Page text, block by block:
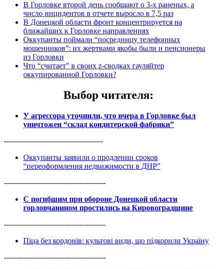
В Горловке второй день сообщают о 3-х раненых, а
число инцидентов в отчете выросло в 7,5 раз
В Донецкой области фронт концентрируется на
ближайших к Горловке направлениях
Оккупанты поймали “посредницу телефонных
мошенников”: их жертвами якобы были и пенсионеры
из Горловки
Что “считает” в своих z-сводках гауляйтер
оккупированной Горловки?
Выбор читателя:
У агрессора уточнили, что вчера в Горловке был
уничтожен “склад кондитерской фабрики”
-----------------------------------------
Оккупанты заявили о продлении сроков
“переоформления недвижимости в ДНР”
------------------------------------------
С погибшим при обороне Донецкой области
горловчанином простились на Кировоградщине
------------------------------------------
Піца без кордонів: культові види, що підкорили Україну
------------------------------------------